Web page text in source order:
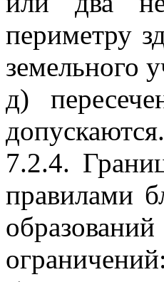
периметру
земельного
д)
допускаются.
7.2.4.
правилами
ограничений: